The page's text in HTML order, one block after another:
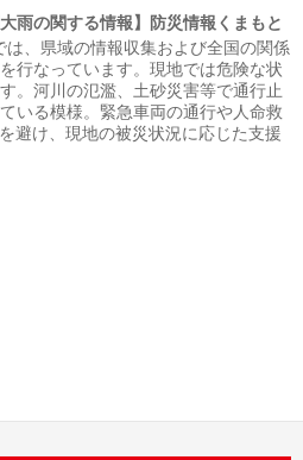
大雨の関する情報】防災情報くまもと
は、県域の情報収集および全国の関係
行なっています。現地では危険な状
。河川の氾濫、土砂災害等で通行止
いる模様。緊急車両の通行や人命救
避け、現地の被災状況に応じた支援